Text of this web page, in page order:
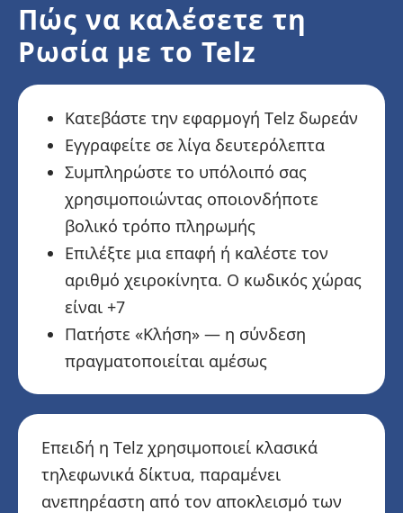
Πώς να καλέσετε τη
Ρωσία με το Telz
Κατεβάστε την εφαρμογή Telz δωρεάν
Εγγραφείτε σε λίγα δευτερόλεπτα
Συμπληρώστε το υπόλοιπό σας
χρησιμοποιώντας οποιονδήποτε
βολικό τρόπο πληρωμής
Επιλέξτε μια επαφή ή καλέστε τον
αριθμό χειροκίνητα. Ο κωδικός χώρας
είναι +7
Πατήστε «Κλήση» — η σύνδεση
πραγματοποιείται αμέσως
Επειδή η Telz χρησιμοποιεί κλασικά
τηλεφωνικά δίκτυα, παραμένει
ανεπηρέαστη από τον αποκλεισμό των